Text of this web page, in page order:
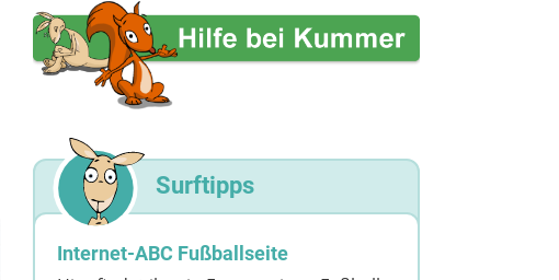
Surftipps
Internet-ABC Fußballseite